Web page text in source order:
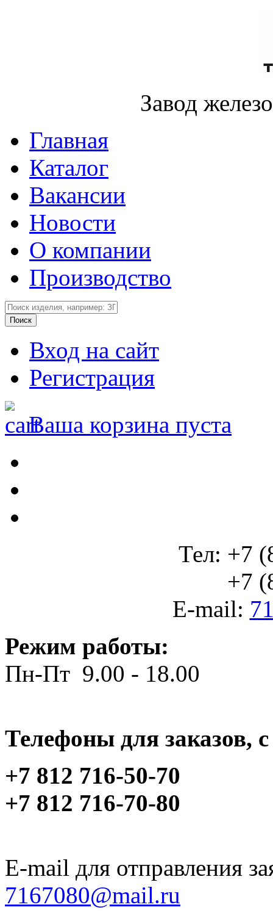
Завод
Главная
Каталог
Вакансии
Новости
О компании
Производство
Вход на сайт
Регистрация
Ваша корзина пуста
Тел: +7
+7
E-mail:
Режим работы:
Пн-Пт 9.00 - 18.00
Телефоны для заказов,
+7 812 716-50-70
+7 812 716-70-80
E-mail для отправления
7167080@mail.ru